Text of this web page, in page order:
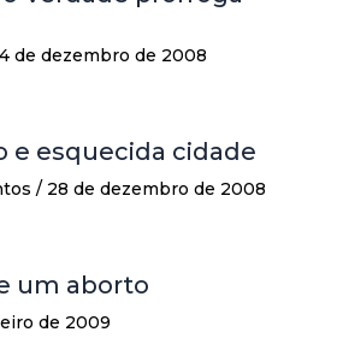
4 de dezembro de 2008
e esquecida cidade
/ 28 de dezembro de 2008
um aborto
de 2009